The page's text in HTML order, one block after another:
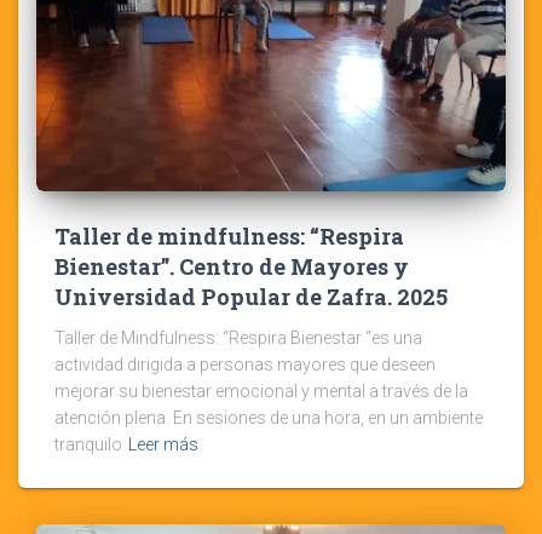
Taller de mindfulness: “Respira
Bienestar”. Centro de Mayores y
Universidad Popular de Zafra. 2025
Taller de Mindfulness: “Respira Bienestar “es una
actividad dirigida a personas mayores que deseen
mejorar su bienestar emocional y mental a través de la
atención plena. En sesiones de una hora, en un ambiente
tranquilo
Leer más